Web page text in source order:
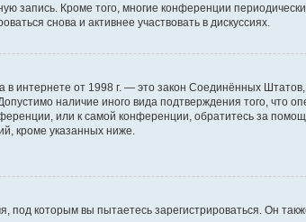
запись. Кроме того, многие конференции
снова и активнее участвовать в дискуссиях.
в интернете от 1998 г. — это закон Соединённых
наличие иного вида подтверждения того,
или к самой конференции, обратитесь за
кроме указанных ниже.
которым вы пытаетесь зарегистрироваться. Он